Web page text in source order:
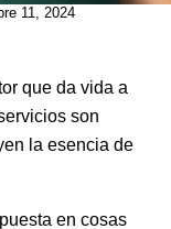
11, 2024
que da vida a
son
la esencia de
en cosas